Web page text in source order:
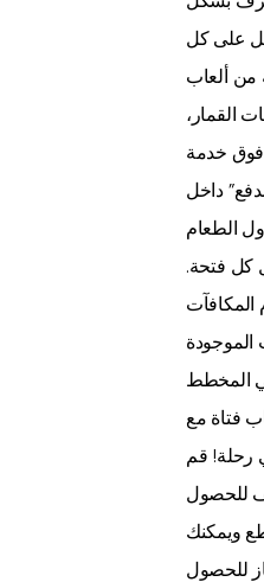
على كل
من ألعاب
القمار،
فوق خدمة
داخل
الطعام
كل فتحة.
المكافآت
المخطط
فتاة مع
رحلة! قم
للحصول
ويمكنك
للحصول